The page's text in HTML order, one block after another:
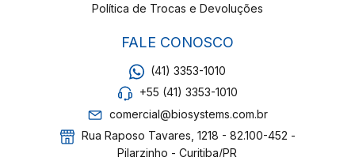
Política de Trocas e Devoluções
FALE CONOSCO
(41) 3353-1010
+55 (41) 3353-1010
comercial@biosystems.com.br
Rua Raposo Tavares, 1218 - 82.100-452 -
Pilarzinho - Curitiba/PR